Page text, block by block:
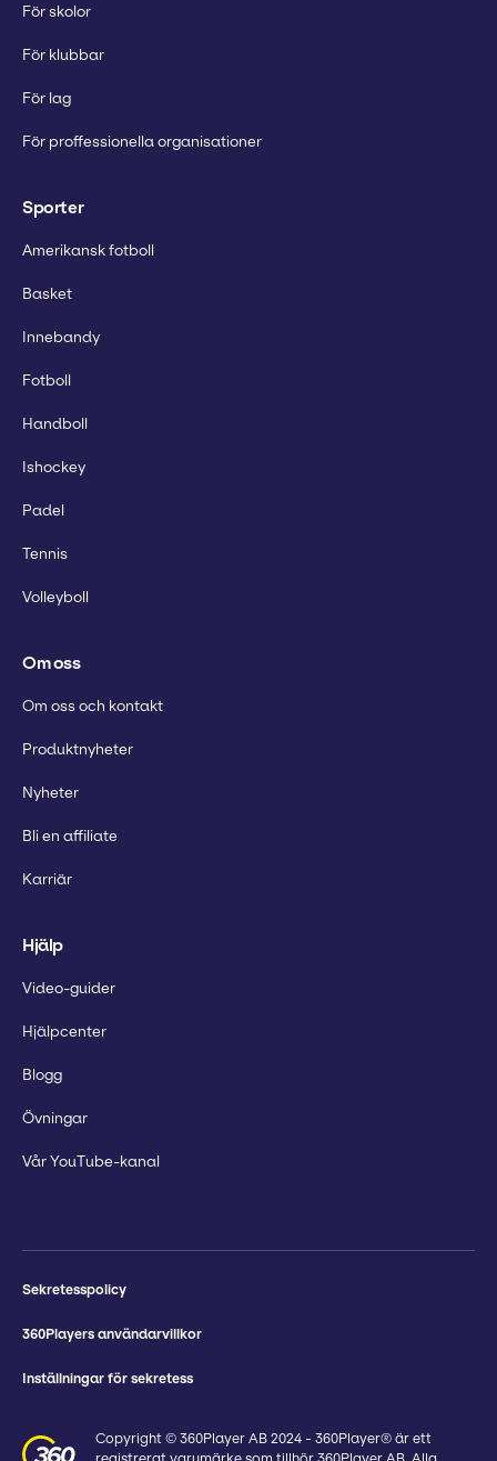
För skolor
För klubbar
För lag
För proffessionella organisationer
Sporter
Amerikansk fotboll
Basket
Innebandy
Fotboll
Handboll
Ishockey
Padel
Tennis
Volleyboll
Om oss
Om oss och kontakt
Produktnyheter
Nyheter
Bli en affiliate
Karriär
Hjälp
Video-guider
Hjälpcenter
Blogg
Övningar
Vår YouTube-kanal
Sekretesspolicy
360Players användarvillkor
Inställningar för sekretess
Copyright © 360Player AB 2024 - 360Player® är ett